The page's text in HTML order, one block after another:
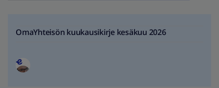
OmaYhteisön kuukausikirje kesäkuu 2026